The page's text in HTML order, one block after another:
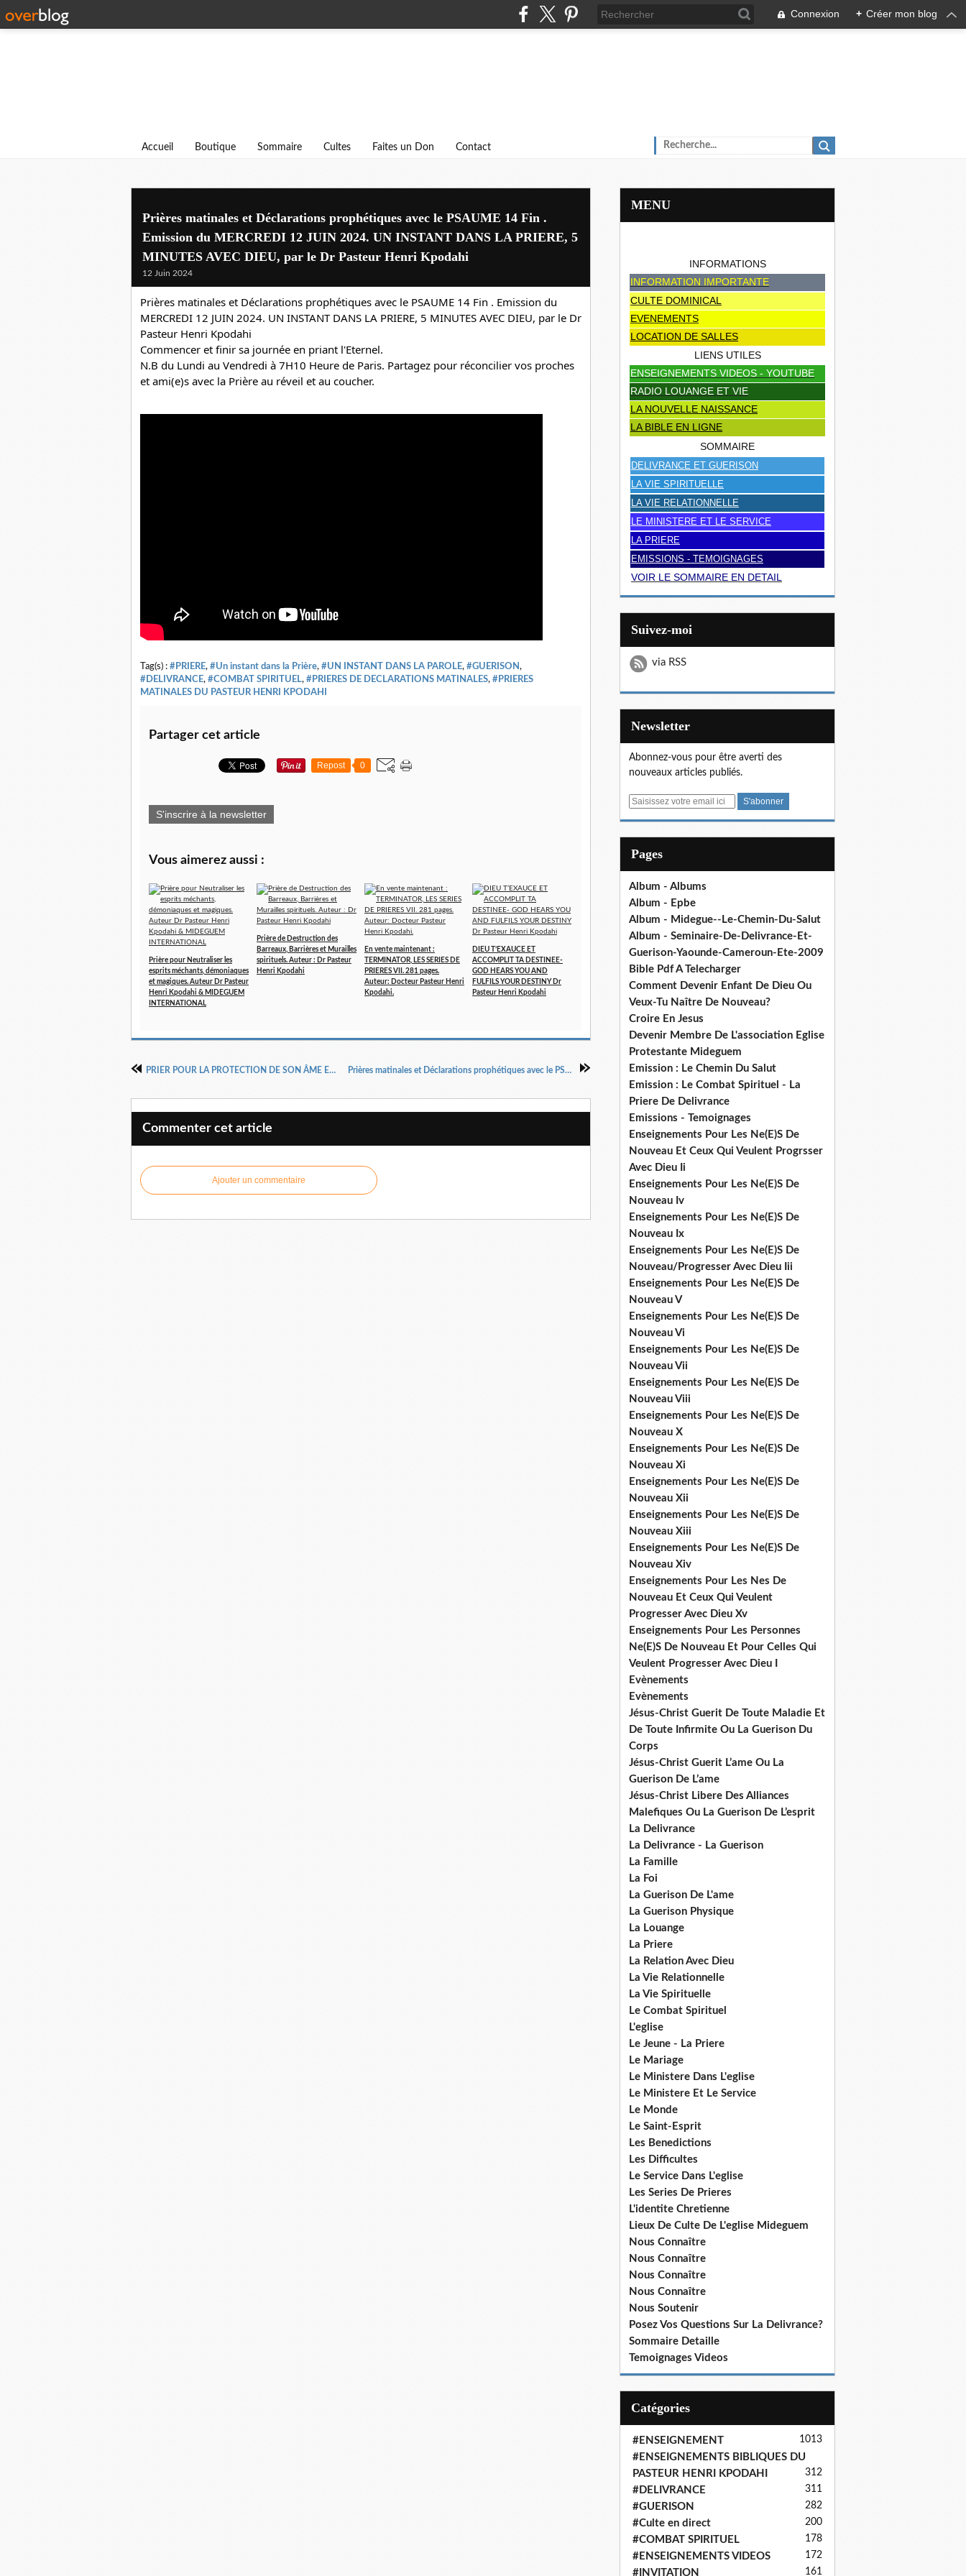
Connexion + Créer mon blog
Accueil Boutique Sommaire Cultes Faites un Don Contact
Prières matinales et Déclarations prophétiques avec le PSAUME 14 Fin .
Emission du MERCREDI 12 JUIN 2024. UN INSTANT DANS LA PRIERE, 5
MINUTES AVEC DIEU, par le Dr Pasteur Henri Kpodahi
12 Juin 2024
Prières matinales et Déclarations prophétiques avec le PSAUME 14 Fin . Emission du
Pasteur Henri Kpodahi
Commencer et finir sa journée en priant l'Eternel.
N.B du Lundi au Vendredi à 7H10 Heure de Paris. Partagez pour réconcilier vos proches
et ami(e)s avec la Prière au réveil et au coucher.
Tag(s) : #PRIERE, #Un instant dans la Prière, #UN INSTANT DANS LA PAROLE, #GUERISON,
#DELIVRANCE, #COMBAT SPIRITUEL, #PRIERES DE DECLARATIONS MATINALES, #PRIERES
MATINALES DU PASTEUR HENRI KPODAHI
Partager cet article
Repost 0
S'inscrire à la newsletter
Vous aimerez aussi :
Prière pour Neutraliser les
esprits méchants, démoniaques
et magiques. Auteur Dr Pasteur
Henri Kpodahi & MIDEGUEM
INTERNATIONAL
Prière de Destruction des
Barreaux, Barrières et Murailles
spirituels. Auteur : Dr Pasteur
Henri Kpodahi
En vente maintenant :
TERMINATOR, LES SERIES DE
PRIERES VII. 281 pages.
Auteur: Docteur Pasteur Henri
Kpodahi.
DIEU T’EXAUCE ET
ACCOMPLIT TA DESTINEE-
GOD HEARS YOU AND
FULFILS YOUR DESTINY Dr
Pasteur Henri Kpodahi
PRIER POUR LA PROTECTION DE SON ÂME ET CELLE DE SA MAISON dans UN INSTANT DANS LA PRIERE 5MN AVEC L'ETERNEL, par Dr Pasteur Henri Kpodahi Prières matinales et Déclarations prophétiques avec le PSAUME 15 . Emission du JEUDI 13 JUIN 2024. UN INSTANT DANS LA PRIERE, 5 MINUTES AVEC DIEU, par le Dr Pasteur Henri Kpodahi
Commenter cet article
Ajouter un commentaire
MENU
INFORMATIONS
INFORMATION IMPORTANTE
CULTE DOMINICAL
EVENEMENTS
LOCATION DE SALLES
LIENS UTILES
ENSEIGNEMENTS VIDEOS - YOUTUBE
RADIO LOUANGE ET VIE
LA NOUVELLE NAISSANCE
LA BIBLE EN LIGNE
SOMMAIRE
DELIVRANCE ET GUERISON
LA VIE SPIRITUELLE
LA VIE RELATIONNELLE
LE MINISTERE ET LE SERVICE
LA PRIERE
EMISSIONS - TEMOIGNAGES
VOIR LE SOMMAIRE EN DETAIL
Suivez-moi
via RSS
Newsletter
Abonnez-vous pour être averti des
nouveaux articles publiés.
E
Pages
Album - Albums
Album - Epbe
Album - Midegue--Le-Chemin-Du-Salut
Album - Seminaire-De-Delivrance-Et-
Guerison-Yaounde-Cameroun-Ete-2009
Bible Pdf A Telecharger
Comment Devenir Enfant De Dieu Ou
Veux-Tu Naître De Nouveau?
Croire En Jesus
Devenir Membre De L'association Eglise
Protestante Mideguem
Emission : Le Chemin Du Salut
Emission : Le Combat Spirituel - La
Priere De Delivrance
Emissions - Temoignages
Enseignements Pour Les Ne(E)S De
Nouveau Et Ceux Qui Veulent Progrsser
Avec Dieu Ii
Enseignements Pour Les Ne(E)S De
Nouveau Iv
Enseignements Pour Les Ne(E)S De
Nouveau Ix
Enseignements Pour Les Ne(E)S De
Nouveau/Progresser Avec Dieu Iii
Enseignements Pour Les Ne(E)S De
Nouveau V
Enseignements Pour Les Ne(E)S De
Nouveau Vi
Enseignements Pour Les Ne(E)S De
Nouveau Vii
Enseignements Pour Les Ne(E)S De
Nouveau Viii
Enseignements Pour Les Ne(E)S De
Nouveau X
Enseignements Pour Les Ne(E)S De
Nouveau Xi
Enseignements Pour Les Ne(E)S De
Nouveau Xii
Enseignements Pour Les Ne(E)S De
Nouveau Xiii
Enseignements Pour Les Ne(E)S De
Nouveau Xiv
Enseignements Pour Les Nes De
Nouveau Et Ceux Qui Veulent
Progresser Avec Dieu Xv
Enseignements Pour Les Personnes
Ne(E)S De Nouveau Et Pour Celles Qui
Veulent Progresser Avec Dieu I
Evènements
Evènements
Jésus-Christ Guerit De Toute Maladie Et
De Toute Infirmite Ou La Guerison Du
Corps
Jésus-Christ Guerit L’ame Ou La
Guerison De L’ame
Jésus-Christ Libere Des Alliances
Malefiques Ou La Guerison De L’esprit
La Delivrance
La Delivrance - La Guerison
La Famille
La Foi
La Guerison De L'ame
La Guerison Physique
La Louange
La Priere
La Relation Avec Dieu
La Vie Relationnelle
La Vie Spirituelle
Le Combat Spirituel
L'eglise
Le Jeune - La Priere
Le Mariage
Le Ministere Dans L'eglise
Le Ministere Et Le Service
Le Monde
Le Saint-Esprit
Les Benedictions
Les Difficultes
Le Service Dans L'eglise
Les Series De Prieres
L'identite Chretienne
Lieux De Culte De L'eglise Mideguem
Nous Connaître
Nous Connaître
Nous Connaître
Nous Connaître
Nous Soutenir
Posez Vos Questions Sur La Delivrance?
Sommaire Detaille
Temoignages Videos
Catégories
#ENSEIGNEMENT 1013
#ENSEIGNEMENTS BIBLIQUES DU
PASTEUR HENRI KPODAHI
312
#DELIVRANCE 311
#GUERISON 282
#Culte en direct 200
#COMBAT SPIRITUEL 178
#ENSEIGNEMENTS VIDEOS 172
#INVITATION 161